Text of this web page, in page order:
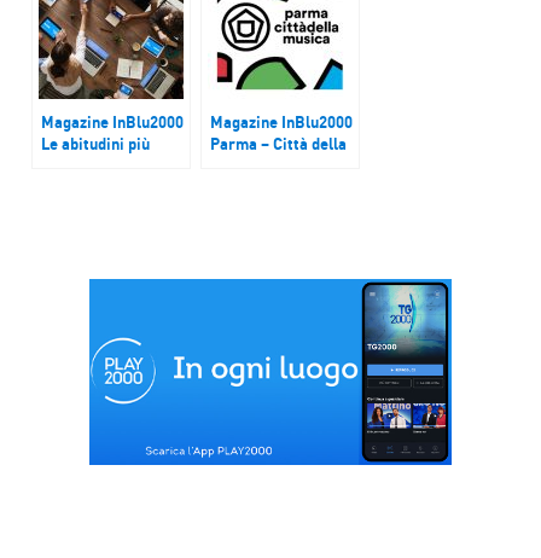
Magazine InBlu2000
Le abitudini più
Magazine InBlu2000
Parma – Città della